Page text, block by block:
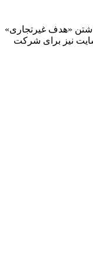
«هدف غیرتجاری»
نیز برای شرکت